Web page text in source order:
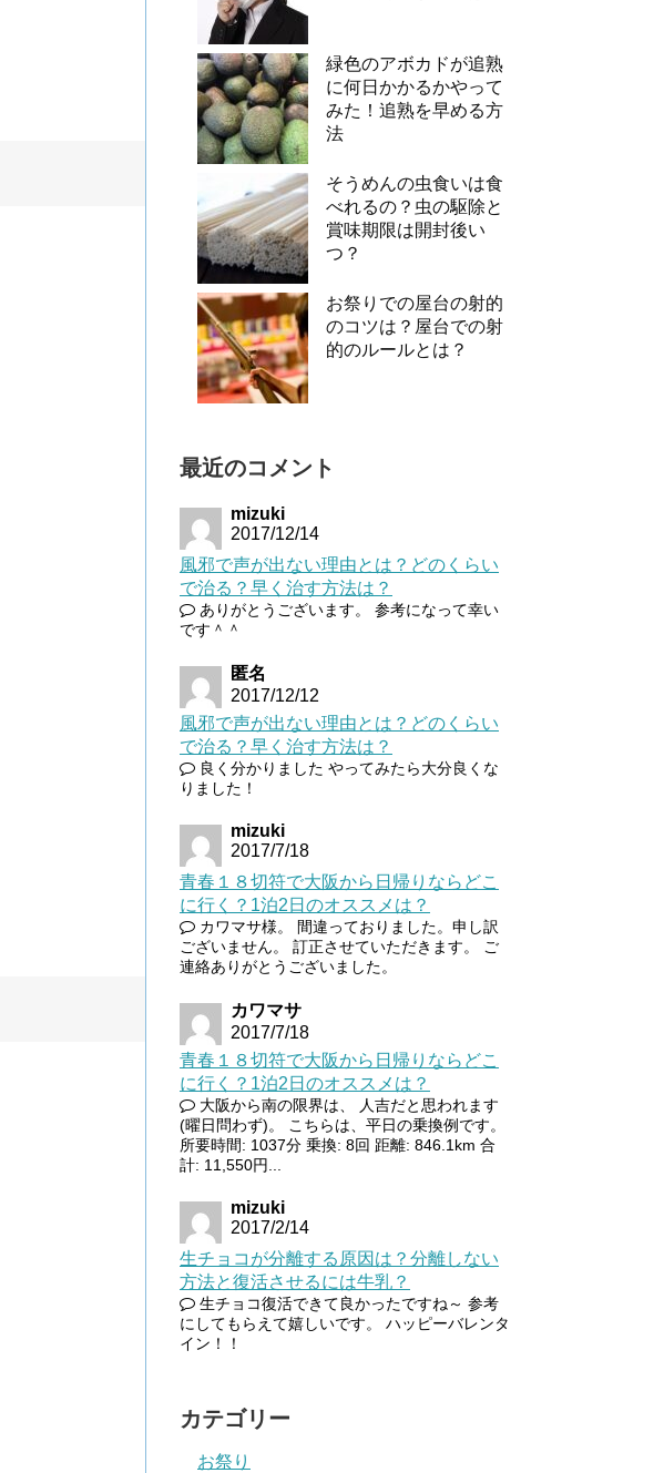
緑色のアボカドが追熟
に何日かかるかやって
みた！追熟を早める方
法
そうめんの虫食いは食
べれるの？虫の駆除と
賞味期限は開封後い
つ？
お祭りでの屋台の射的
のコツは？屋台での射
的のルールとは？
最近のコメント
mizuki
2017/12/14
風邪で声が出ない理由とは？どのくらい
で治る？早く治す方法は？
ありがとうございます。 参考になって幸い
です＾＾
匿名
2017/12/12
風邪で声が出ない理由とは？どのくらい
で治る？早く治す方法は？
良く分かりました やってみたら大分良くな
りました！
mizuki
2017/7/18
青春１８切符で大阪から日帰りならどこ
に行く？1泊2日のオススメは？
カワマサ様。 間違っておりました。申し訳
ございません。 訂正させていただきます。 ご
連絡ありがとうございました。
カワマサ
2017/7/18
青春１８切符で大阪から日帰りならどこ
に行く？1泊2日のオススメは？
大阪から南の限界は、 人吉だと思われます
(曜日問わず)。 こちらは、平日の乗換例です。
所要時間: 1037分 乗換: 8回 距離: 846.1km 合
計: 11,550円...
mizuki
2017/2/14
生チョコが分離する原因は？分離しない
方法と復活させるには牛乳？
生チョコ復活できて良かったですね～ 参考
にしてもらえて嬉しいです。 ハッピーバレンタ
イン！！
カテゴリー
お祭り